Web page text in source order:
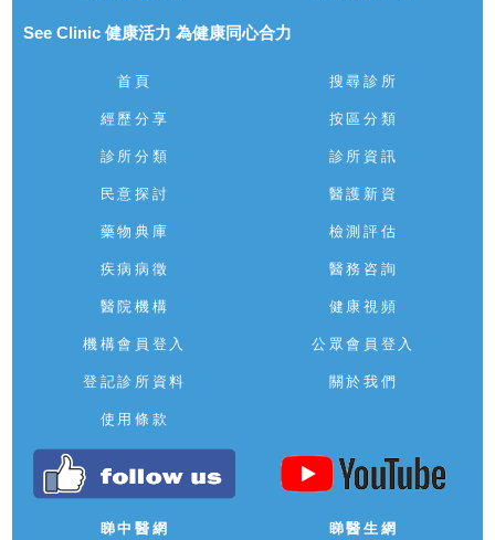
See Clinic 健康活力 為健康同心合力
首頁 搜尋診所
經歷分享 按區分類
診所分類 診所資訊
民意探討 醫護新資
藥物典庫 檢測評估
疾病病徵 醫務咨詢
醫院機構 健康視頻
機構會員登入 公眾會員登入
登記診所資料 關於我們
使用條款
睇中醫網 睇醫生網